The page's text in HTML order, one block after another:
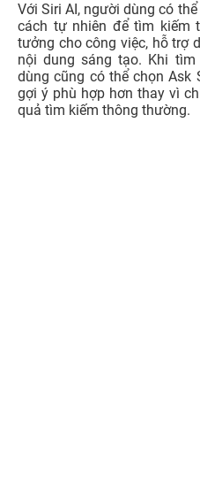
Với Siri AI, người dùng có
cách tự nhiên để tìm kiếm
tưởng cho công việc, hỗ trợ
nội dung sáng tạo. Khi
dùng cũng có thể chọn Ask
gợi ý phù hợp hơn thay vì
quả tìm kiếm thông thường.